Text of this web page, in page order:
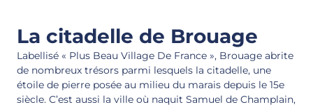
La citadelle de Brouage
Labellisé « Plus Beau Village De France », Brouage abrite
de nombreux trésors parmi lesquels la citadelle, une
étoile de pierre posée au milieu du marais depuis le 15e
siècle. C’est aussi la ville où naquit Samuel de Champlain,